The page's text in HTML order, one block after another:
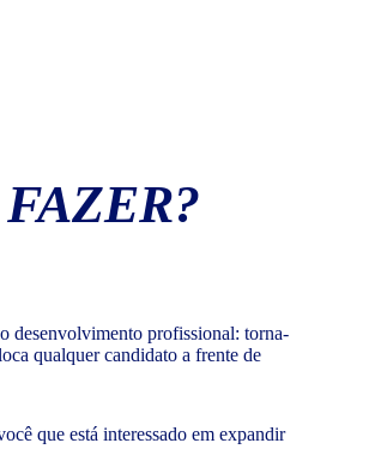
desenvolvimento profissional: torna-
qualquer candidato a frente de
que está interessado em expandir